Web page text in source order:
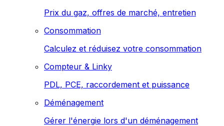
Prix du gaz, offres de marché, entretien
Consommation
Calculez et réduisez votre consommation
Compteur & Linky
PDL, PCE, raccordement et puissance
Déménagement
Gérer l'énergie lors d'un déménagement